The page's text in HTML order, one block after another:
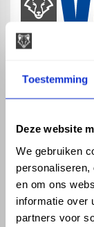
Toestemming
Deze website
We gebruiken
en om ons
informatie over
partners voor
phone_enabled +31 416 75
mail
check_circleDé bouwmarkt
check_circle Direct uit grote
check_circleLevering in NL